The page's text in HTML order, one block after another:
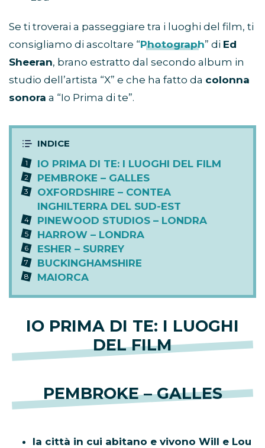
Se ti troverai a passeggiare tra i luoghi del film, ti
consigliamo di ascoltare “Photograph” di Ed
Sheeran, brano estratto dal secondo album in
studio dell’artista “X” e che ha fatto da colonna
sonora a “Io Prima di te”.
IO PRIMA DI TE: I LUOGHI DEL FILM
PEMBROKE – GALLES
OXFORDSHIRE – CONTEA
INGHILTERRA DEL SUD-EST
PINEWOOD STUDIOS – LONDRA
HARROW – LONDRA
ESHER – SURREY
BUCKINGHAMSHIRE
MAIORCA
IO PRIMA DI TE: I LUOGHI
DEL FILM
PEMBROKE – GALLES
la città in cui abitano e vivono Will e Lou